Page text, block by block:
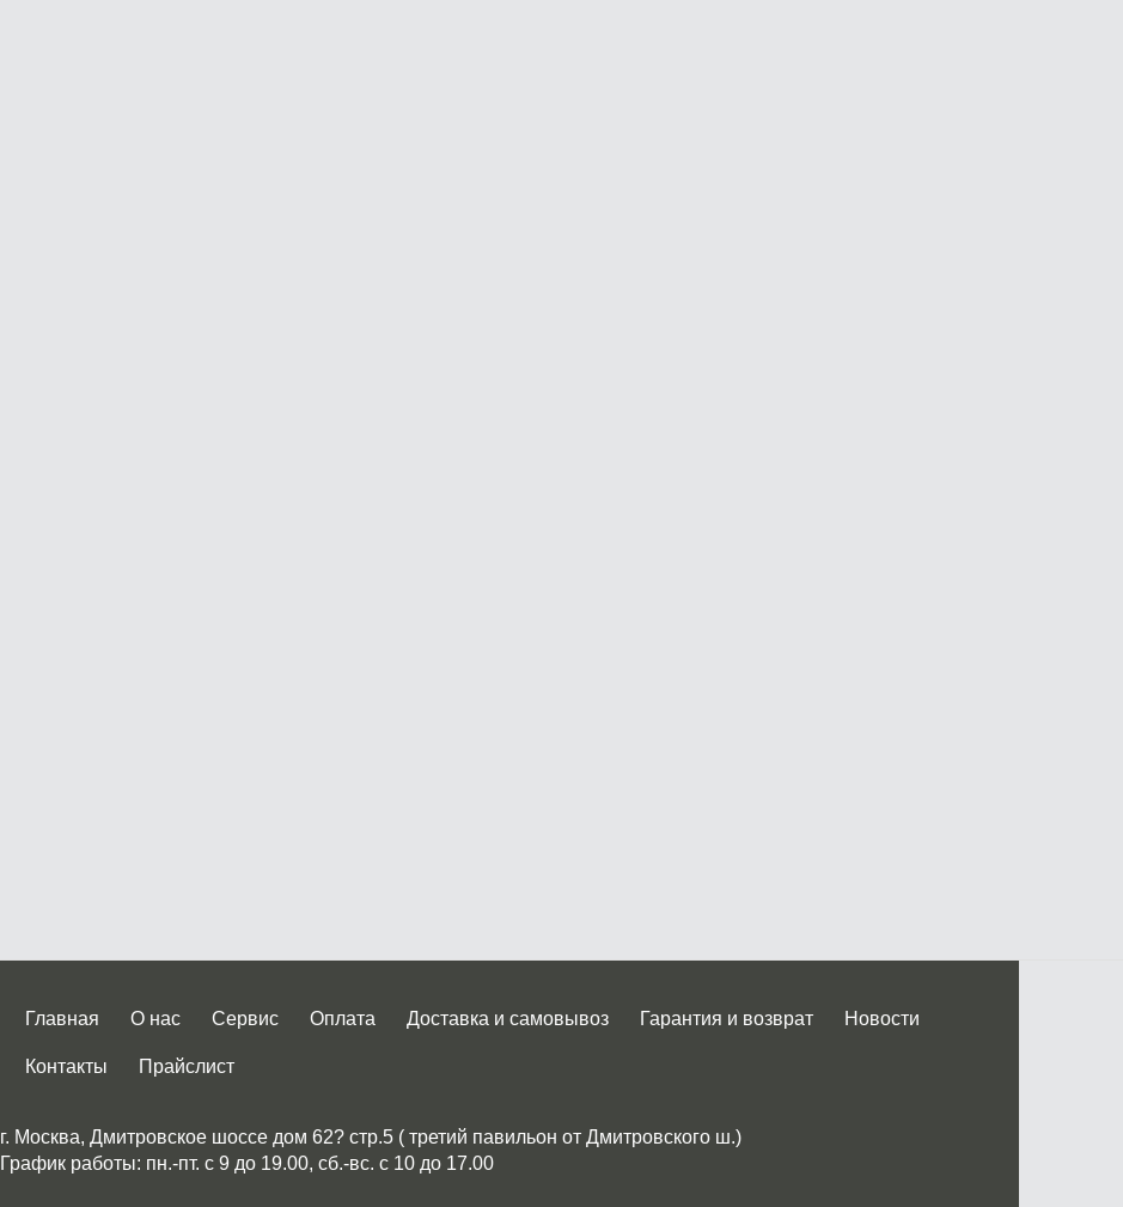
Главная О нас Сервис Оплата Доставка и самовывоз Гарантия и возврат Новости
Контакты Прайслист
г. Москва, Дмитровское шоссе дом 62? стр.5 ( третий павильон от Дмитровского ш.)
График работы: пн.-пт. с 9 до 19.00, сб.-вс. с 10 до 17.00